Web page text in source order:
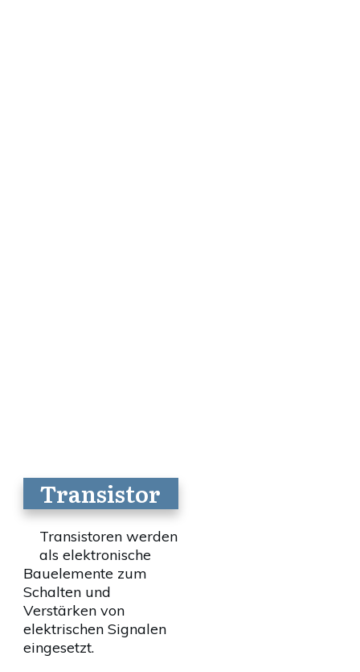
Transistor
Transistoren werden
als elektronische
Bauelemente zum
Schalten und
Verstärken von
elektrischen Signalen
eingesetzt.